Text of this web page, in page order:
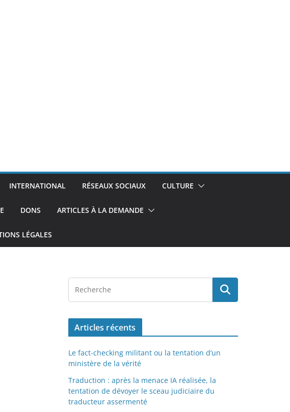
INTERNATIONAL RÉSEAUX SOCIAUX CULTURE
DONS ARTICLES À LA DEMANDE
LÉGALES
Articles récents
Le fact-checking militant ou la tentation d’un
ministère de la vérité
Traduction : après la menace IA réalisée, la
tentation de dévoyer le sceau judiciaire du
traducteur assermenté